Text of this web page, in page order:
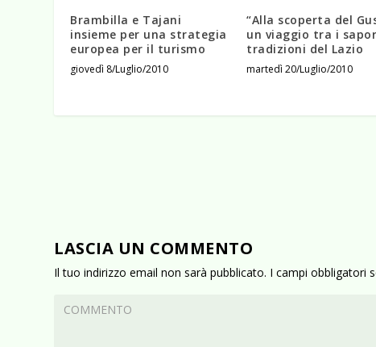
Brambilla e Tajani
insieme per una strategia
europea per il turismo
giovedì 8/Luglio/2010
“Alla scoperta del
un viaggio tra i
tradizioni del Lazio
martedì 20/Luglio/2010
LASCIA UN COMMENTO
Il tuo indirizzo email non sarà pubblicato. I campi obbligatori